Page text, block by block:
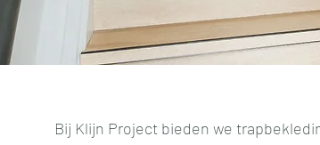
Bij Klijn Project bieden we